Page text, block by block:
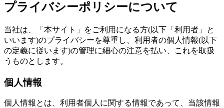
プライバシーポリシーについて
当社は、「本サイト」をご利用になる方(以下「利用者」と
いいます)のプライバシーを尊重し、利用者の個人情報(以下
の定義に従います)の管理に細心の注意を払い、これを取扱
うものとします。
個人情報
個人情報とは、利用者個人に関する情報であって、当該情報